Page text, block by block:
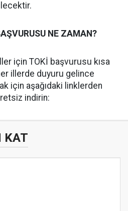
NE ZAMAN?
için TOKİ başvurusu kısa
illerde duyuru gelince
için aşağıdaki linklerden
indirin:
KAT